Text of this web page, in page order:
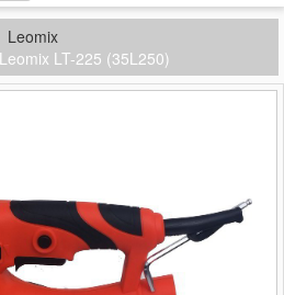
Leomix
LT-225 (35L250)